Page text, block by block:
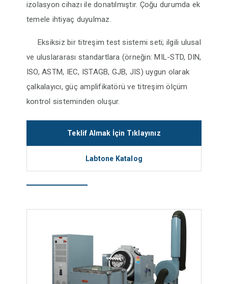
izolasyon cihazı ile donatılmıştır. Çoğu durumda ek
temele ihtiyaç duyulmaz.
Eksiksiz bir titreşim test sistemi seti; ilgili ulusal
ve uluslararası standartlara (örneğin: MIL-STD, DIN,
ISO, ASTM, IEC, ISTAGB, GJB, JIS) uygun olarak
çalkalayıcı, güç amplifikatörü ve titreşim ölçüm
kontrol sisteminden oluşur.
Teklif Almak İçin Tıklayınız
Labtone Katalog